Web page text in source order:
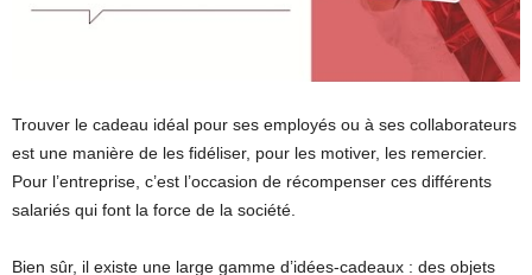
Trouver le cadeau idéal pour ses employés ou à ses collaborateurs
est une manière de les fidéliser, pour les motiver, les remercier.
Pour l’entreprise, c’est l’occasion de récompenser ces différents
salariés qui font la force de la société.
Bien sûr, il existe une large gamme d’idées-cadeaux : des objets